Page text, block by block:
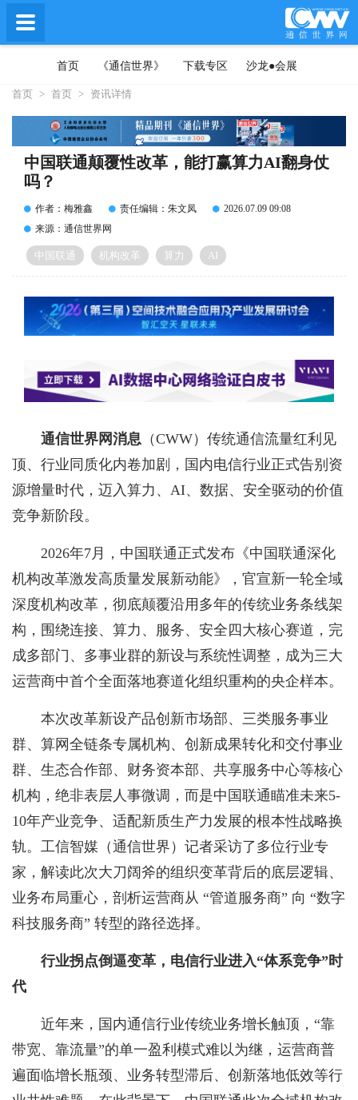
首页 《通信世界》 下载专区 沙龙●会展
首页 > 首页 > 资讯详情
中国联通颠覆性改革，能打赢算力AI翻身仗
吗？
作者：梅雅鑫 责任编辑：朱文凤
2026.07.09 09:08
来源：通信世界网
中国联通 机构改革 算力 AI
通信世界网消息 （CWW） 传统通信流量红利见
顶、行业同质化内卷加剧，国内电信行业正式告别资
源增量时代，迈入算力、AI、数据、安全驱动的价值
竞争新阶段。
2026年7月，中国联通正式发布《中国联通深化
机构改革激发高质量发展新动能》，官宣新一轮全域
深度机构改革，彻底颠覆沿用多年的传统业务条线架
构，围绕连接、算力、服务、安全四大核心赛道，完
成多部门、多事业群的新设与系统性调整，成为三大
运营商中首个全面落地赛道化组织重构的央企样本。
本次改革新设产品创新市场部、三类服务事业
群、算网全链条专属机构、创新成果转化和交付事业
群、生态合作部、财务资本部、共享服务中心等核心
机构，绝非表层人事微调，而是中国联通瞄准未来5-
10年产业竞争、适配新质生产力发展的根本性战略换
轨。工信智媒（通信世界）记者采访了多位行业专
家，解读此次大刀阔斧的组织变革背后的底层逻辑、
业务布局重心，剖析运营商从 “管道服务商” 向 “数字
科技服务商” 转型的路径选择。
行业拐点倒逼变革，电信行业进入“体系竞争”时
代
近年来，国内通信行业传统业务增长触顶，“靠
带宽、靠流量”的单一盈利模式难以为继，运营商普
遍面临增长瓶颈、业务转型滞后、创新落地低效等行